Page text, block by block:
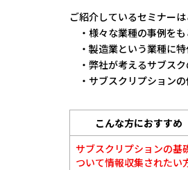
ご紹介しているセミナー
・様々な業種の事例をも
・製造業という業種に特
・弊社が考えるサブスク
・サブスクリプションの
こんな方におすすめ
サブスクリプションの基
ついて情報収集されたい